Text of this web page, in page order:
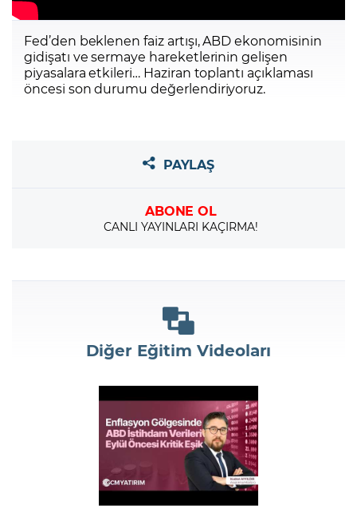
Fed’den beklenen faiz artışı, ABD ekonomisinin
gidişatı ve sermaye hareketlerinin gelişen
piyasalara etkileri… Haziran toplantı açıklaması
öncesi son durumu değerlendiriyoruz.
PAYLAŞ
ABONE OL
CANLI YAYINLARI KAÇIRMA!
Diğer Eğitim Videoları